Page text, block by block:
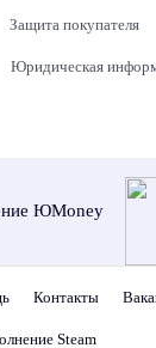
Защита покупателя
Юридическая
ЮMoney
Контакты
Steam